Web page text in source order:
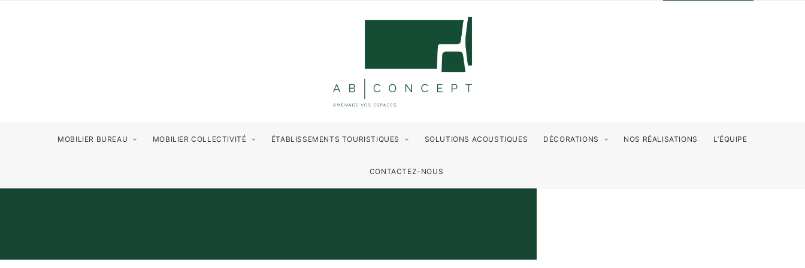
MOBILIER BUREAU MOBILIER COLLECTIVITÉ ÉTABLISSEMENTS TOURISTIQUES SOLUTIONS ACOUSTIQUES DÉCORATIONS NOS RÉALISATIONS L’ÉQUIPE
CONTACTEZ-NOUS